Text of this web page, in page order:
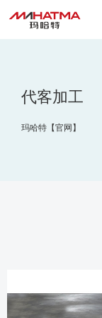
代客加工
玛哈特【官网】